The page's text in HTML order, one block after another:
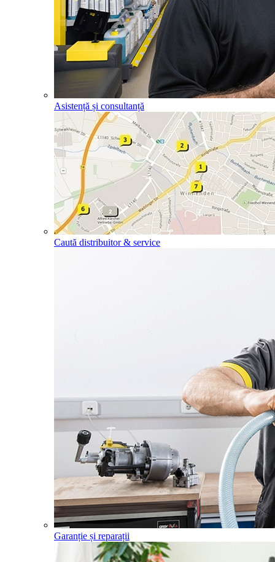
Asistență și consultanță
Caută distribuitor & service
Garanție și reparații